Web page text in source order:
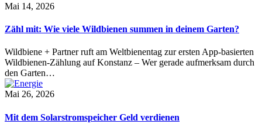
Mai 14, 2026
Zähl mit: Wie viele Wildbienen summen in deinem Garten?
Wildbiene + Partner ruft am Weltbienentag zur ersten App-basierten
Wildbienen-Zählung auf Konstanz – Wer gerade aufmerksam durch
den Garten…
Mai 26, 2026
Mit dem Solarstromspeicher Geld verdienen